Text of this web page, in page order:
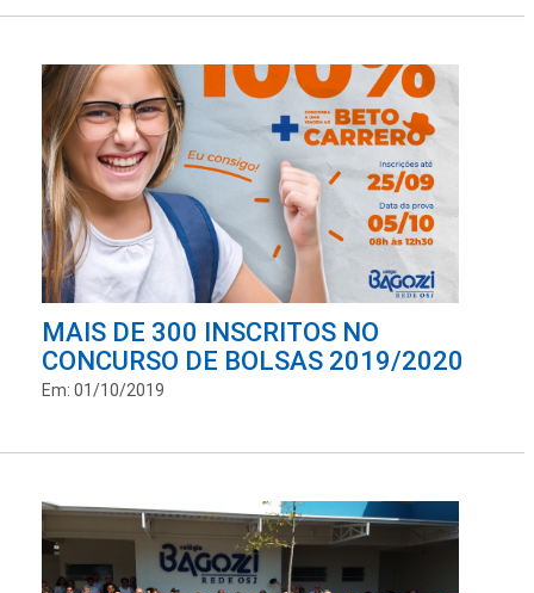
MAIS DE 300 INSCRITOS NO
CONCURSO DE BOLSAS 2019/2020
Em: 01/10/2019